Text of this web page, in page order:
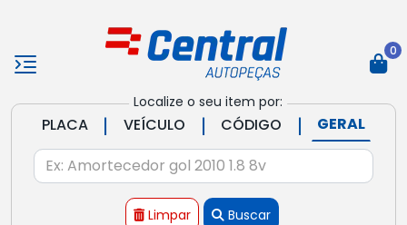
Localize o seu item por:
PLACA | VEÍCULO | CÓDIGO | GERAL
Limpar Buscar
0